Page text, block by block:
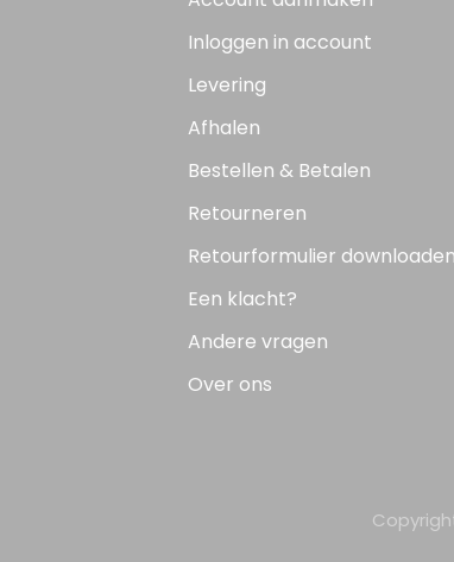
Inloggen in account
Levering
Afhalen
Bestellen & Betalen
Retourneren
Retourformulier downloaden
Een klacht?
Andere vragen
Over ons